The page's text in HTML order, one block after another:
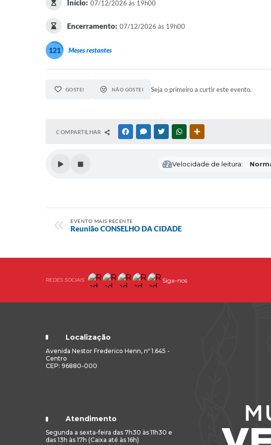
Início: 07/12/2026 às 19h00
Encerramento: 07/12/2026 às 19h00
121 Meses restantes
GOSTEI NÃO GOSTEI Seja o primeiro a curtir este evento.
COMPARTILHAR FACEBOOKMESSENGER
TWITTERWHATSAPP
Velocidade de leitura:
EVENTO MAIS RECENTE
Reunião CONSELHO DA CIDADE
Siga-nos
Localização
Avenida Nestor Frederico Henn, nº 1.645 -
Centro
CEP: 96880-000
Atendimento
Segunda a sexta-feira das 7h30 às 11h30 e
das 13h às 17h (Caixa até às 16h)